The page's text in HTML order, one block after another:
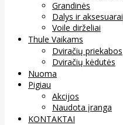
Grandinės
Dalys ir aksesuarai
Voile dirželiai
Thule Vaikams
Dviračių priekabos
Dviračių kėdutės
Nuoma
Pigiau
Akcijos
Naudota įranga
KONTAKTAI